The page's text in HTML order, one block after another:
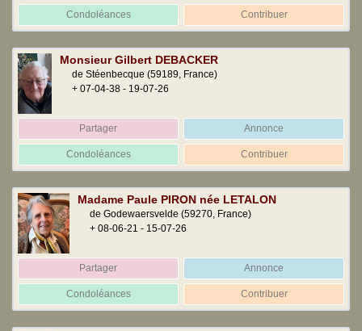
Condoléances Contribuer
Monsieur Gilbert DEBACKER
de Stéenbecque (59189, France)
+ 07-04-38 - 19-07-26
Partager Annonce
Condoléances Contribuer
Madame Paule PIRON née LETALON
de Godewaersvelde (59270, France)
+ 08-06-21 - 15-07-26
Partager Annonce
Condoléances Contribuer